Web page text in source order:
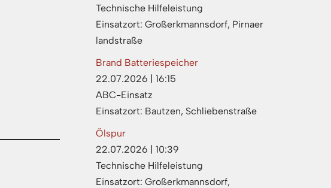
Technische Hilfeleistung
Einsatzort: Großerkmannsdorf, Pirnaer
landstraße
Brand Batteriespeicher
22.07.2026 | 16:15
ABC-Einsatz
Einsatzort: Bautzen, Schliebenstraße
Ölspur
22.07.2026 | 10:39
Technische Hilfeleistung
Einsatzort: Großerkmannsdorf,